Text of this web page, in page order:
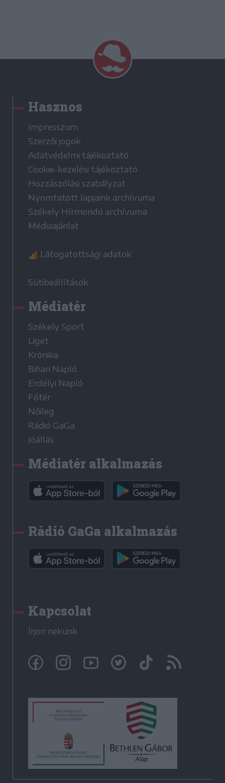
Hasznos
Impresszum
Szerzői jogok
Adatvédelmi tájékoztató
Cookie-kezelési tájékoztató
Hozzászólási szabályzat
Nyomtatott lapjaink archívuma
Székely Hírmondó archívuma
Médiaajánlat
Látogatottsági adatok
Sütibeállítások
Médiatér
Székely Sport
Liget
Krónika
Bihari Napló
Erdélyi Napló
Főtér
Nőileg
Rádió GaGa
Jóállás
Médiatér alkalmazás
Rádió GaGa alkalmazás
Kapcsolat
Írjon nekünk